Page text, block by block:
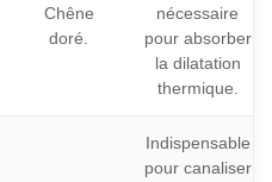
Chêne
doré.
nécessaire
pour absorber
la dilatation
thermique.
Indispensable
pour canaliser